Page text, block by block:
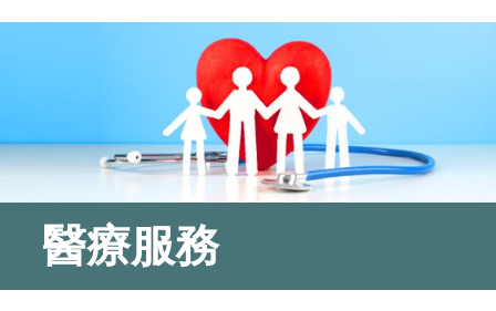
醫療服務